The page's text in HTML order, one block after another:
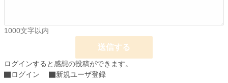
累計ポイント 7,202 pt (110,535 位)
1000文字以内
送信する
ログインすると感想の投稿ができます。
ログイン
新規ユーザ登録